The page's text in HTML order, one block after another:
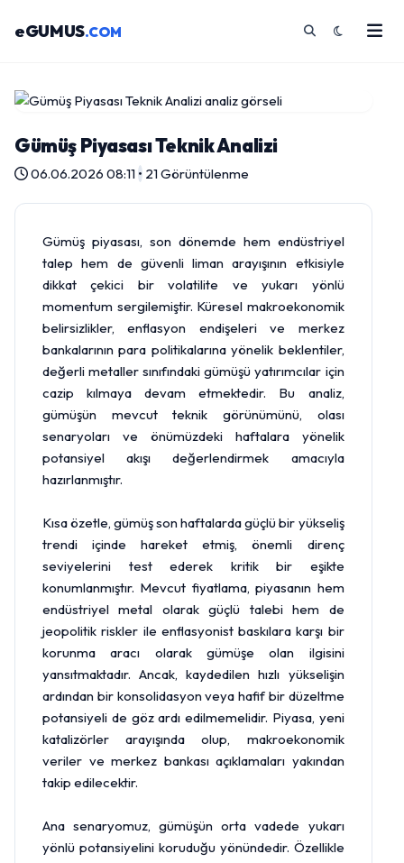
eGUMUS.COM
Gümüş Piyasası Teknik Analizi
06.06.2026 08:11• 21 Görüntülenme
Gümüş piyasası, son dönemde hem endüstriyel
talep hem de güvenli liman arayışının etkisiyle
dikkat çekici bir volatilite ve yukarı yönlü
momentum sergilemiştir. Küresel makroekonomik
belirsizlikler, enflasyon endişeleri ve merkez
bankalarının para politikalarına yönelik beklentiler,
değerli metaller sınıfındaki gümüşü yatırımcılar için
cazip kılmaya devam etmektedir. Bu analiz,
gümüşün mevcut teknik görünümünü, olası
senaryoları ve önümüzdeki haftalara yönelik
potansiyel akışı değerlendirmek amacıyla
hazırlanmıştır.
Kısa özetle, gümüş son haftalarda güçlü bir yükseliş
trendi içinde hareket etmiş, önemli direnç
seviyelerini test ederek kritik bir eşikte
konumlanmıştır. Mevcut fiyatlama, piyasanın hem
endüstriyel metal olarak güçlü talebi hem de
jeopolitik riskler ile enflasyonist baskılara karşı bir
korunma aracı olarak gümüşe olan ilgisini
yansıtmaktadır. Ancak, kaydedilen hızlı yükselişin
ardından bir konsolidasyon veya hafif bir düzeltme
potansiyeli de göz ardı edilmemelidir. Piyasa, yeni
katalizörler arayışında olup, makroekonomik
veriler ve merkez bankasıaçıklamaları yakından
takip edilecektir.
Ana senaryomuz, gümüşün orta vadede yukarı
yönlü potansiyelini koruduğu yönündedir. Özellikle